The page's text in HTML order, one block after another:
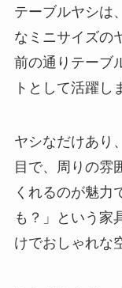
テーブルヤシは、
なミニサイズの
前の通りテーブ
トとして活躍し
ヤシなだけあり
目で、周りの雰
くれるのが魅力
も？」という家
けでおしゃれな